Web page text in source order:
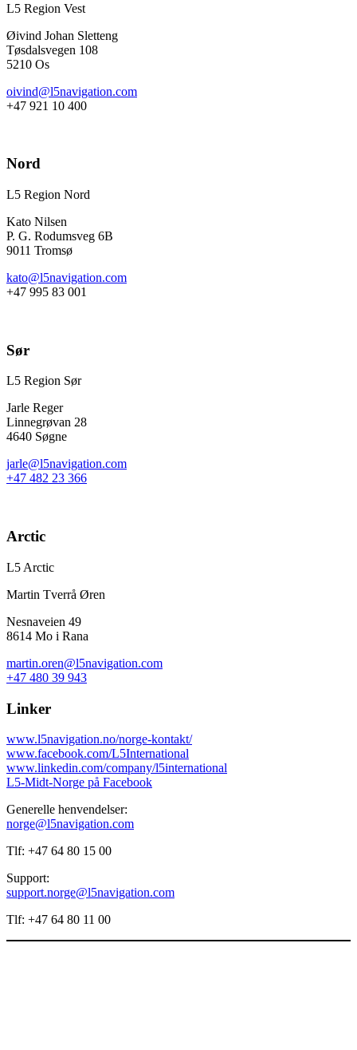
L5 Region Vest
Øivind Johan Sletteng
Tøsdalsvegen 108
5210 Os
oivind@l5navigation.com
+47 921 10 400
Nord
L5 Region Nord
Kato Nilsen
P. G. Rodumsveg 6B
9011 Tromsø
kato@l5navigation.com
+47 995 83 001
Sør
L5 Region Sør
Jarle Reger
Linnegrøvan 28
4640 Søgne
jarle@l5navigation.com
+47 482 23 366
Arctic
L5 Arctic
Martin Tverrå Øren
Nesnaveien 49
8614 Mo i Rana
martin.oren@l5navigation.com
+47 480 39 943
Linker
www.l5navigation.no/norge-kontakt/
www.facebook.com/L5International
www.linkedin.com/company/l5international
L5-Midt-Norge på Facebook
Generelle henvendelser:
norge@l5navigation.com
Tlf: +47 64 80 15 00
Support:
support.norge@l5navigation.com
Tlf: +47 64 80 11 00